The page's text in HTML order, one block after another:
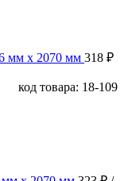
мм х 2070 мм 318 ₽
код товара: 18-109